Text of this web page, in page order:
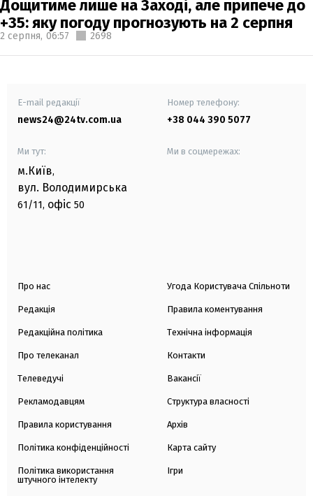
Дощитиме лише на Заході, але припече до
+35: яку погоду прогнозують на 2 серпня
2 серпня, 06:57 2698
E-mail редакції
news24@24tv.com.ua
Номер телефону:
+38 044 390 5077
Ми тут:
м.Київ,
вул. Володимирська
61/11, офіс 50
Ми в соцмережах:
Про нас
Редакція
Редакційна політика
Про телеканал
Телеведучі
Рекламодавцям
Правила користування
Політика конфіденційності
Політика використання
штучного інтелекту
Угода Користувача Спільноти
Правила коментування
Технічна інформація
Контакти
Вакансії
Структура власності
Архів
Карта сайту
Ігри